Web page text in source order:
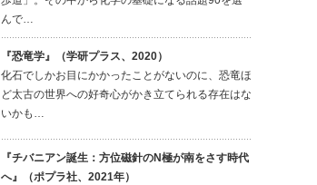
んで…
『恐竜学』（学研プラス、2020）
化石でしかお目にかかったことがないのに、恐竜ほ
ど太古の世界への好奇心がかき立てられる存在はな
いかも…
『チバニアン誕生：方位磁針のN極が南をさす時代
へ』（ポプラ社、2021年）